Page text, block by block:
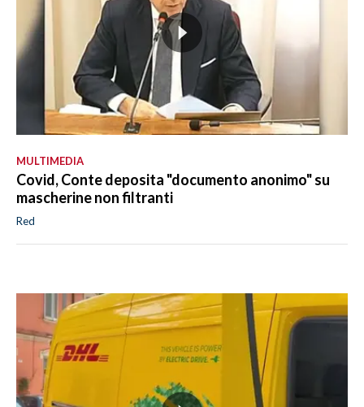
MULTIMEDIA
Covid, Conte deposita "documento anonimo" su
mascherine non filtranti
Red